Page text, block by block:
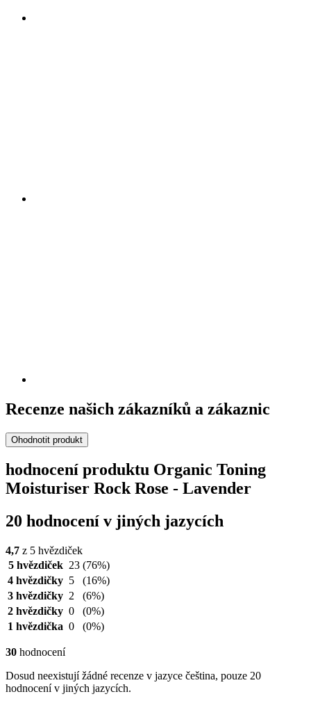
Recenze našich zákazníků a zákaznic
Ohodnotit produkt
hodnocení produktu Organic Toning
Moisturiser Rock Rose - Lavender
20 hodnocení v jiných jazycích
4,7 z 5 hvězdiček
5 hvězdiček 23 (76%)
4 hvězdičky 5
(16%)
3 hvězdičky 2
(6%)
2 hvězdičky 0
(0%)
1 hvězdička 0 (0%)
30 hodnocení
Dosud neexistují žádné recenze v jazyce čeština, pouze 20
hodnocení v jiných jazycích.